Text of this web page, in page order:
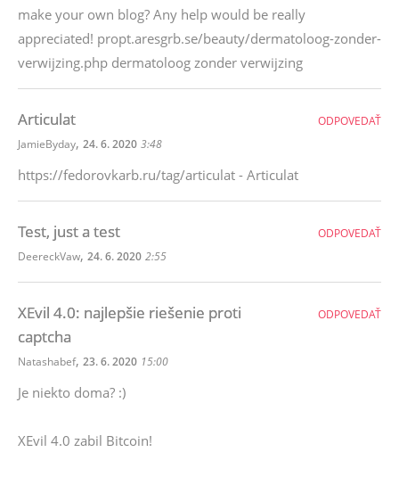
make your own blog? Any help would be really
appreciated! propt.aresgrb.se/beauty/dermatoloog-zonder-
verwijzing.php dermatoloog zonder verwijzing
Articulat
JamieByday, 24. 6. 2020 3:48
https://fedorovkarb.ru/tag/articulat - Articulat
ODPOVEDAŤ
Test, just a test
DeereckVaw, 24. 6. 2020 2:55
ODPOVEDAŤ
XEvil 4.0: najlepšie riešenie proti
captcha
Natashabef, 23. 6. 2020 15:00
Je niekto doma? :)
XEvil 4.0 zabil Bitcoin!
ODPOVEDAŤ